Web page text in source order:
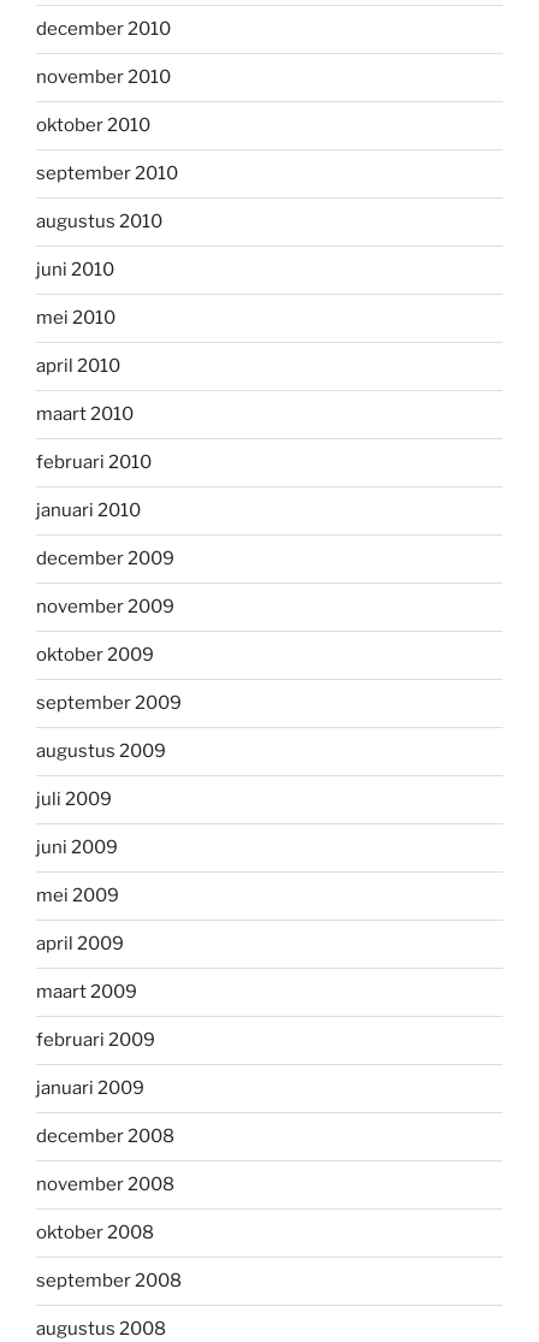
december 2010
november 2010
oktober 2010
september 2010
augustus 2010
juni 2010
mei 2010
april 2010
maart 2010
februari 2010
januari 2010
december 2009
november 2009
oktober 2009
september 2009
augustus 2009
juli 2009
juni 2009
mei 2009
april 2009
maart 2009
februari 2009
januari 2009
december 2008
november 2008
oktober 2008
september 2008
augustus 2008